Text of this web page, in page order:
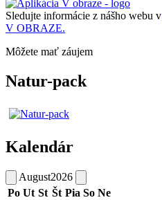
Sledujte informácie z nášho webu v
V OBRAZE.
Môžete mať záujem
Natur-pack
Kalendár
August2026
Po Ut St Št Pia So Ne